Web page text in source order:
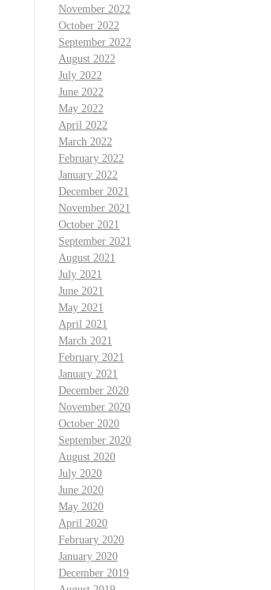
November 2022
October 2022
September 2022
August 2022
July 2022
June 2022
May 2022
April 2022
March 2022
February 2022
January 2022
December 2021
November 2021
October 2021
September 2021
August 2021
July 2021
June 2021
May 2021
April 2021
March 2021
February 2021
January 2021
December 2020
November 2020
October 2020
September 2020
August 2020
July 2020
June 2020
May 2020
April 2020
February 2020
January 2020
December 2019